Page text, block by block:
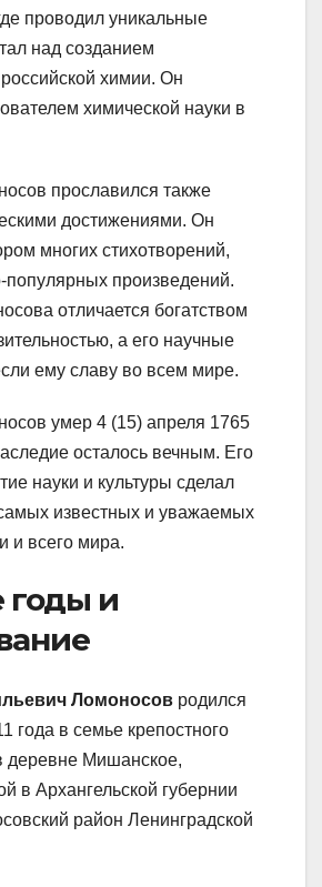
проводил уникальные
над созданием
химии. Он
химической науки в
прославился также
достижениями. Он
многих стихотворений,
популярных произведений.
отличается богатством
а его научные
ему славу во всем мире.
умер 4 (15) апреля 1765
осталось вечным. Его
науки и культуры сделал
известных и уважаемых
и всего мира.
годы и
Ломоносов родился
года в семье крепостного
деревне Мишанское,
в Архангельской губернии
район Ленинградской